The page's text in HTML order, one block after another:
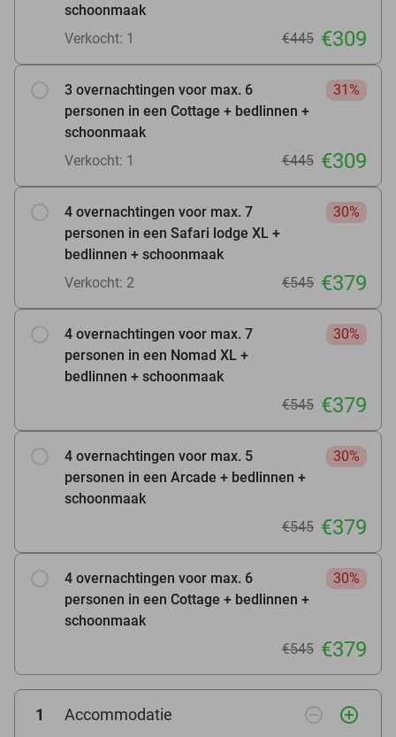
schoonmaak
Verkocht: 1 €445 €309
3 overnachtingen voor max. 6
personen in een Cottage + bedlinnen +
schoonmaak
31%
Verkocht: 1 €445 €309
4 overnachtingen voor max. 7
personen in een Safari lodge XL +
bedlinnen + schoonmaak
30%
Verkocht: 2 €545 €379
4 overnachtingen voor max. 7
personen in een Nomad XL +
bedlinnen + schoonmaak
30%
€545 €379
4 overnachtingen voor max. 5
personen in een Arcade + bedlinnen +
schoonmaak
30%
€545 €379
4 overnachtingen voor max. 6
personen in een Cottage + bedlinnen +
schoonmaak
30%
€545 €379
1 Accommodatie remove_circle_outline add_circle_outline